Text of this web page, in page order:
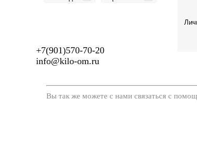
+7(901)570-70-20
info@kilo-om.ru
Вы так же можете с нами связаться с